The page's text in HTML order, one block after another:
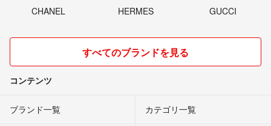
CHANEL HERMES GUCCI
すべてのブランドを見る
コンテンツ
ブランド一覧 カテゴリ一覧